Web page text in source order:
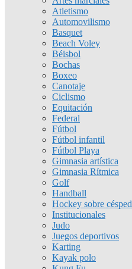
Atletismo
Automovilismo
Basquet
Beach Voley
Béisbol
Bochas
Boxeo
Canotaje
Ciclismo
Equitación
Federal
Fútbol
Fútbol infantil
Fútbol Playa
Gimnasia artística
Gimnasia Rítmica
Golf
Handball
Hockey sobre césped
Institucionales
Judo
Juegos deportivos
Karting
Kayak polo